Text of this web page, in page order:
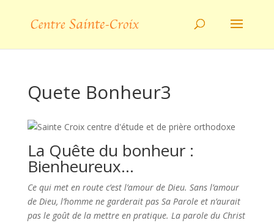
Quete Bonheur3
La Quête du bonheur :
Bienheureux…
Ce qui met en route c’est l’amour de Dieu. Sans l’amour
de Dieu, l’homme ne garderait pas Sa Parole et n’aurait
pas le goût de la mettre en pratique. La parole du Christ